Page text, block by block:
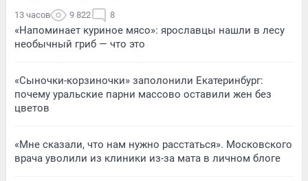
13 часов 9 822 8
«Напоминает куриное мясо»: ярославцы нашли в лесу
необычный гриб — что это
«Сыночки-корзиночки» заполонили Екатеринбург:
почему уральские парни массово оставили жен без
цветов
«Мне сказали, что нам нужно расстаться». Московского
врача уволили из клиники из-за мата в личном блоге